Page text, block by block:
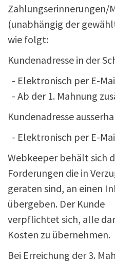
Zahlungserinnerungen/
(unabhängig der
wie folgt:
Kundenadresse in der
- Elektronisch per E-
- Ab der 1. Mahnung
Kundenadresse
- Elektronisch per E-
Webkeeper behält sich
Forderungen die in
geraten sind, an einen
übergeben. Der Kunde
verpflichtet sich, alle
Kosten zu übernehmen.
Bei Erreichung der 3.